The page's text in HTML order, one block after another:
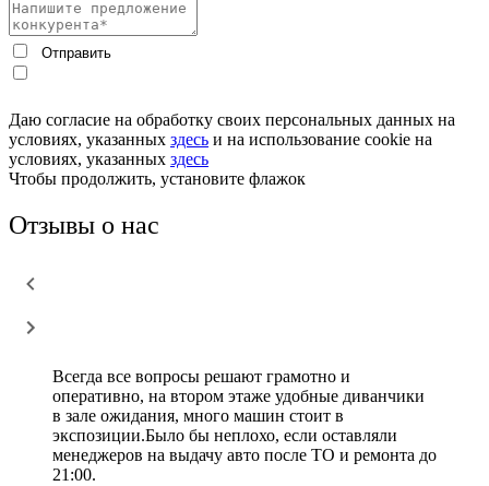
Даю согласие на обработку своих персональных данных на
условиях, указанных здесь и на использование cookie на
условиях, указанных здесь
Чтобы продолжить, установите флажок
Отзывы о нас
Всегда все вопросы решают грамотно и
оперативно, на втором этаже удобные диванчики
в зале ожидания, много машин стоит в
экспозиции.Было бы неплохо, если оставляли
менеджеров на выдачу авто после ТО и ремонта до
21:00.